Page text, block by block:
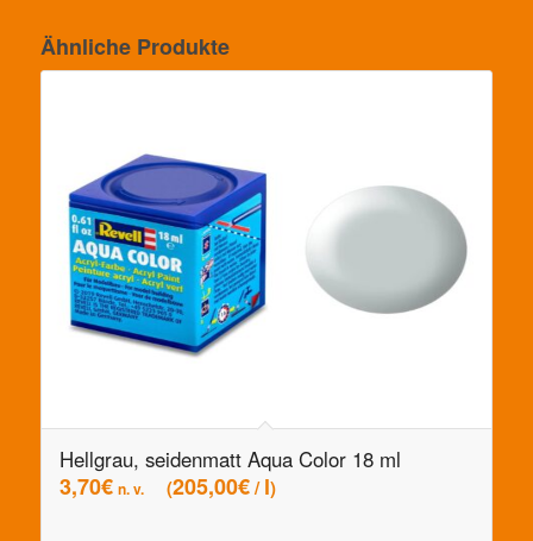
Ähnliche Produkte
Hellgrau, seidenmatt Aqua Color 18 ml
3,70€ n. v. 205,00€/l